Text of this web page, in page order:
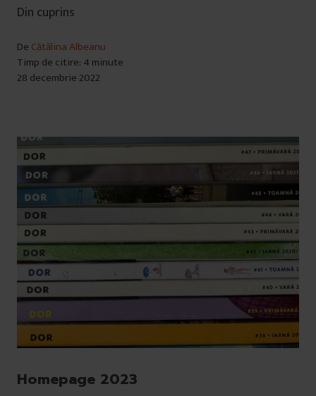
Din cuprins
De Cătălina Albeanu
Timp de citire: 4 minute
28 decembrie 2022
Homepage 2023